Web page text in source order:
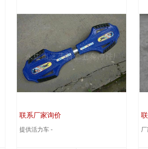
联系厂家询价
提供活力车 -